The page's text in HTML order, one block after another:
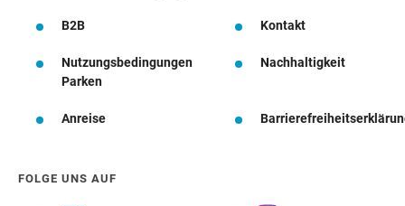
B2B Kontakt
Nutzungsbedingungen
Parken
Nachhaltigkeit
Anreise
FOLGE UNS AUF